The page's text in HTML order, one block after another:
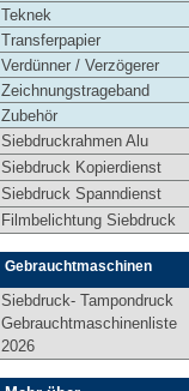
Teknek
Transferpapier
Verdünner / Verzögerer
Zeichnungstrageband
Zubehör
Siebdruckrahmen Alu
Siebdruck Kopierdienst
Siebdruck Spanndienst
Filmbelichtung Siebdruck
Gebrauchtmaschinen
Siebdruck- Tampondruck
Gebrauchtmaschinenliste
2026